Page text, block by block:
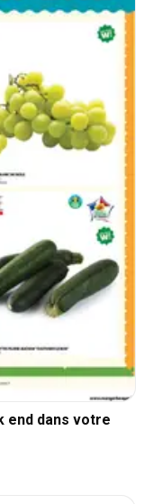
end dans votre